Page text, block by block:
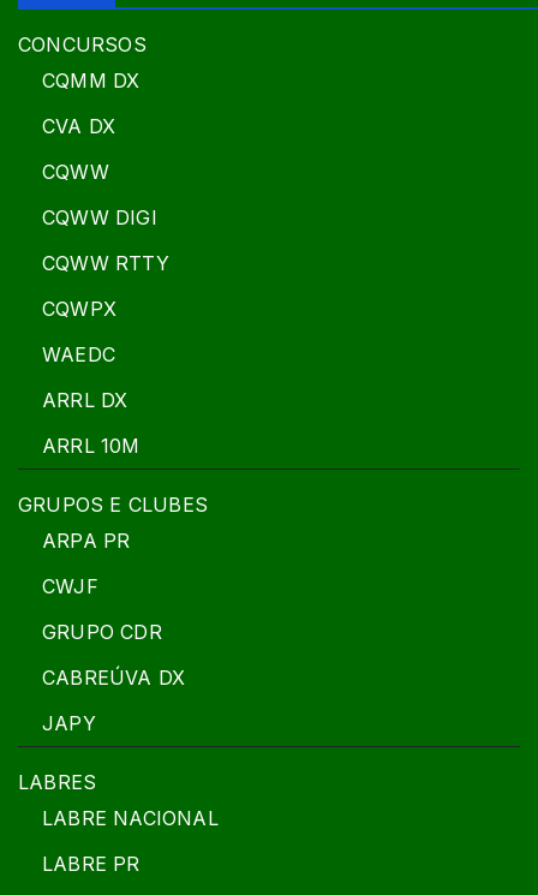
CONCURSOS
CQMM DX
CVA DX
CQWW
CQWW DIGI
CQWW RTTY
CQWPX
WAEDC
ARRL DX
ARRL 10M
GRUPOS E CLUBES
ARPA PR
CWJF
GRUPO CDR
CABREÚVA DX
JAPY
LABRES
LABRE NACIONAL
LABRE PR